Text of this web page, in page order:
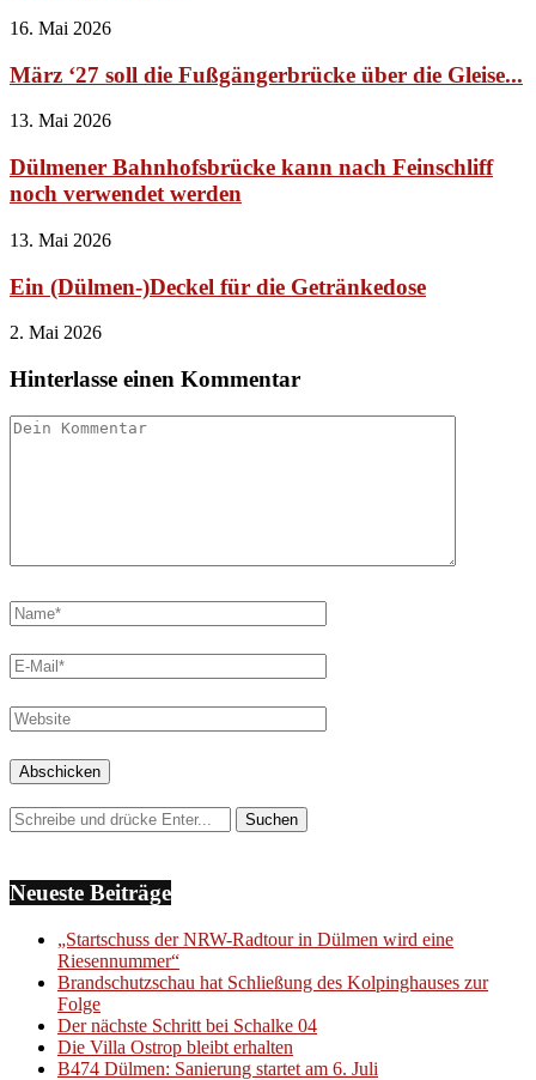
16. Mai 2026
März ‘27 soll die Fußgängerbrücke über die Gleise...
13. Mai 2026
Dülmener Bahnhofsbrücke kann nach Feinschliff
noch verwendet werden
13. Mai 2026
Ein (Dülmen-)Deckel für die Getränkedose
2. Mai 2026
Hinterlasse einen Kommentar
Neueste Beiträge
„Startschuss der NRW-Radtour in Dülmen wird eine
Riesennummer“
Brandschutzschau hat Schließung des Kolpinghauses zur
Folge
Der nächste Schritt bei Schalke 04
Die Villa Ostrop bleibt erhalten
B474 Dülmen: Sanierung startet am 6. Juli